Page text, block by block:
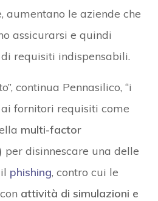
aumentano le aziende che
assicurarsi e quindi
requisiti indispensabili.
continua Pennasilico, “i
fornitori requisiti come
multi-factor
per disinnescare una delle
phishing, contro cui le
attività di simulazioni e